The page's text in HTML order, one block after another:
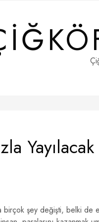
Yayılacak
birçok şey değişti, belki